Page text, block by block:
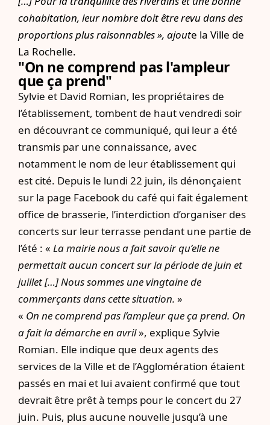
cohabitation, leur nombre doit être revu dans des
proportions plus raisonnables », ajoute la Ville de
La Rochelle.
"On ne comprend pas l'ampleur
que ça prend"
Sylvie et David Romian, les propriétaires de
l’établissement, tombent de haut vendredi soir
en découvrant ce communiqué, qui leur a été
transmis par une connaissance, avec
notamment le nom de leur établissement qui
est cité. Depuis le lundi 22 juin, ils dénonçaient
sur la page Facebook du café qui fait également
office de brasserie, l’interdiction d’organiser des
concerts sur leur terrasse pendant une partie de
l’été : « La mairie nous a fait savoir qu’elle ne
permettait aucun concert sur la période de juin et
juillet[…]Nous sommes une vingtaine de
commerçants dans cette situation. »
« On ne comprend pas l’ampleur que ça prend. On
a fait la démarche en avril», explique Sylvie
Romian. Elle indique que deux agents des
services de la Ville et de l’Agglomération étaient
passés en mai et lui avaient confirmé que tout
devrait être prêt à temps pour le concert du 27
juin. Puis, plus aucune nouvelle jusqu’à une